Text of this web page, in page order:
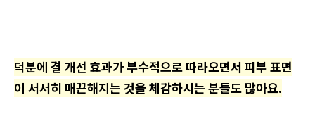
덕분에 결 개선 효과가 부수적으로 따라오면서 피부 표면
이 서서히 매끈해지는 것을 체감하시는 분들도 많아요.